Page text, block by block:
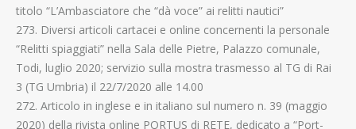
titolo “L’Ambasciatore che “dà voce” ai relitti nautici”
273. Diversi articoli cartacei e online concernenti la personale
“Relitti spiaggiati” nella Sala delle Pietre, Palazzo comunale,
Todi, luglio 2020; servizio sulla mostra trasmesso al TG di Rai
3 (TG Umbria) il 22/7/2020 alle 14.00
272. Articolo in inglese e in italiano sul numero n. 39 (maggio
2020) della rivista online PORTUS di RETE, dedicato a “Port-